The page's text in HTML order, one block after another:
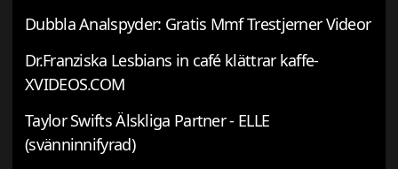
Dubbla Analspyder: Gratis Mmf Trestjerner Videor
Dr.Franziska Lesbians in café klättrar kaffe-
XVIDEOS.COM
Taylor Swifts Älskliga Partner - ELLE
(svänninnifyrad)